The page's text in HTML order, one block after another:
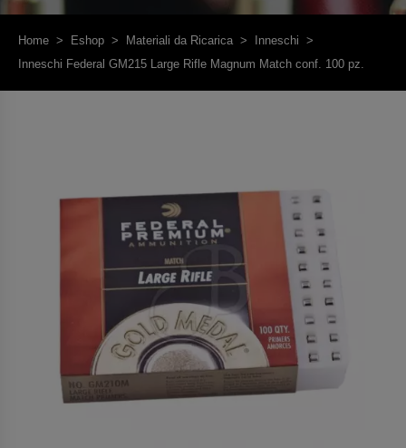
Home > Eshop > Materiali da Ricarica > Inneschi >
Inneschi Federal GM215 Large Rifle Magnum Match conf. 100 pz.